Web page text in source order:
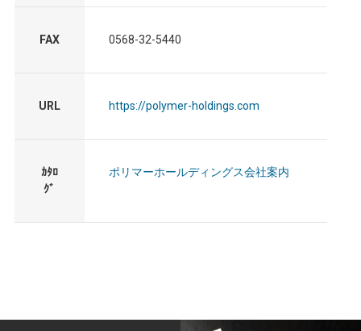
FAX 0568-32-5440
URL https://polymer-holdings.com
ｶﾀﾛ
ｸﾞ
ポリマーホールディングス会社案内